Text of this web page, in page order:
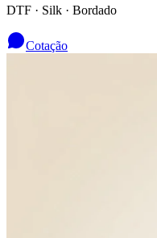
DTF · Silk · Bordado
Cotação